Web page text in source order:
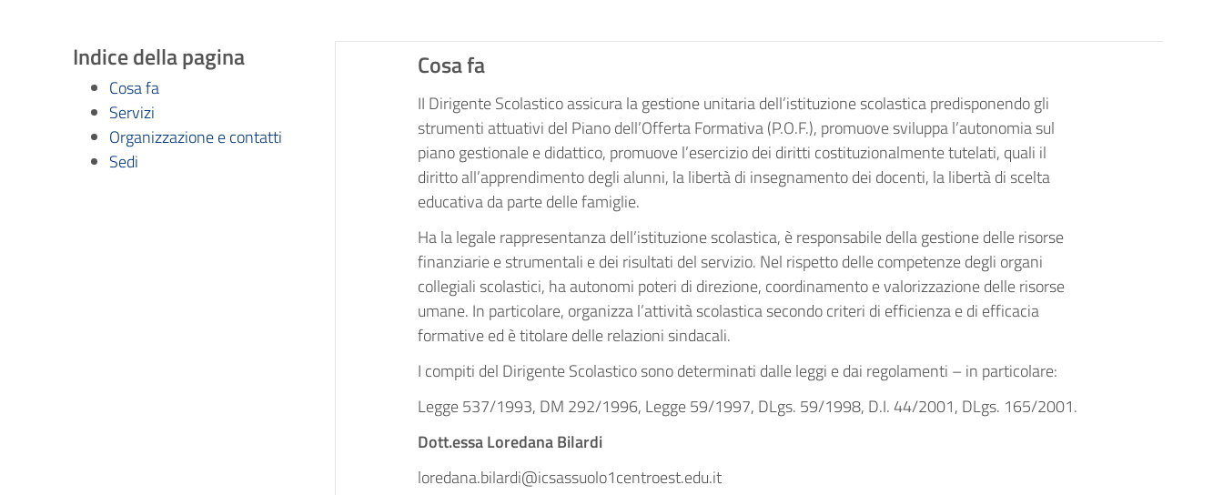
Indice della pagina
Cosa fa
Servizi
Organizzazione e contatti
Sedi
Cosa fa
II Dirigente Scolastico assicura la gestione unitaria dell’istituzione scolastica predisponendo gli
strumenti attuativi del Piano dell’Offerta Formativa (P.O.F.), promuove sviluppa l’autonomia sul
piano gestionale e didattico, promuove l’esercizio dei diritti costituzionalmente tutelati, quali il
diritto all’apprendimento degli alunni, la libertà di insegnamento dei docenti, la libertà di scelta
educativa da parte delle famiglie.
Ha la legale rappresentanza dell’istituzione scolastica, è responsabile della gestione delle risorse
finanziarie e strumentali e dei risultati del servizio. Nel rispetto delle competenze degli organi
collegiali scolastici, ha autonomi poteri di direzione, coordinamento e valorizzazione delle risorse
umane. In particolare, organizza l’attività scolastica secondo criteri di efficienza e di efficacia
formative ed è titolare delle relazioni sindacali.
I compiti del Dirigente Scolastico sono determinati dalle leggi e dai regolamenti – in particolare:
Legge 537/1993, DM 292/1996, Legge 59/1997, DLgs. 59/1998, D.I. 44/2001, DLgs. 165/2001.
Dott.essa Loredana Bilardi
loredana.bilardi@icsassuolo1centroest.edu.it